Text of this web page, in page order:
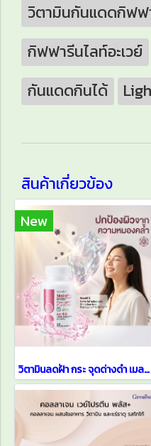
วิตามินกันแดดกิฟฟ
กิฟฟารีนไลท์อะเวย์
กันแดดกินได้
สินค้าเกี่ยวข้อง
New
วิตามินลดฝ้า กระ จุดด่างดำ เมลาโปร